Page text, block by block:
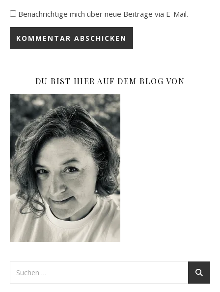
Benachrichtige mich über neue Beiträge via E-Mail.
DU BIST HIER AUF DEM BLOG VON